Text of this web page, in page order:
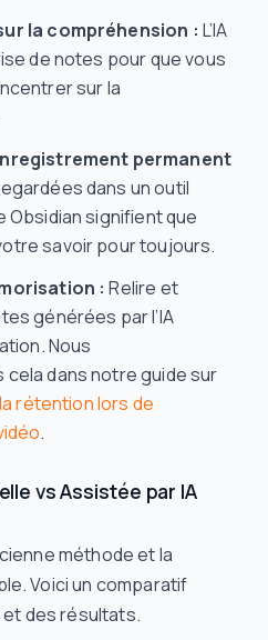
la compréhension : L’IA
de notes pour que vous
sur la
permanent
dans un outil
signifient que
savoir pour toujours.
: Relire et
générées par l’IA
Nous
dans notre guide sur
rétention lors de
.
vs Assistée par IA
méthode et la
Voici un comparatif
et des résultats.